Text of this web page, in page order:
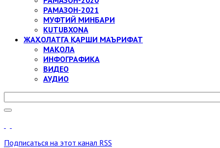
РАМАЗОН-2021
МУФТИЙ МИНБАРИ
KUTUBXONA
ЖАҲОЛАТГА ҚАРШИ МАЪРИФАТ
МАҚОЛА
ИНФОГРАФИКА
ВИДЕО
АУДИО
Подписаться на этот канал RSS